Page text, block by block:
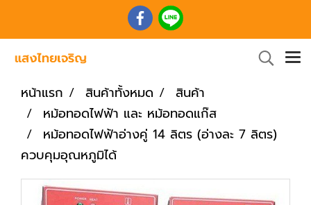
หน้าแรก สินค้าทั้งหมด
สินค้า
หม้อทอดไฟฟ้า และ หม้อทอดแก๊ส
หม้อทอดไฟฟ้าอ่างคู่ 14 ลิตร (อ่างละ 7 ลิตร)
ควบคุมอุณหภูมิได้